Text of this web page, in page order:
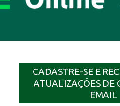
CADASTRE-SE E
ATUALIZAÇÕES DE
EMAIL